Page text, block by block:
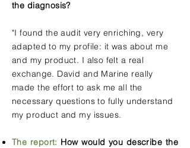
the diagnosis?
"I found the audit very enriching, very
adapted to my profile: it was about me
and my product. I also felt a real
exchange. David and Marine really
made the effort to ask me all the
necessary questions to fully understand
my product and my issues.
The report: How would you describe the